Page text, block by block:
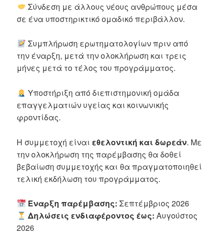
Σύνδεση με άλλους νέους ανθρώπους μέσα
σε ένα υποστηρικτικό ομαδικό περιβάλλον.
Συμπλήρωση ερωτηματολογίων πριν από
την έναρξη, μετά την ολοκλήρωση και τρεις
μήνες μετά το τέλος του προγράμματος.
Υποστήριξη από διεπιστημονική ομάδα
επαγγελματιών υγείας και κοινωνικής
φροντίδας.
Η συμμετοχή είναι εθελοντική και δωρεάν. Με
την ολοκλήρωση της παρέμβασης θα δοθεί
βεβαίωση συμμετοχής και θα πραγματοποιηθεί
τελική εκδήλωση του προγράμματος.
Έναρξη παρέμβασης: Σεπτέμβριος 2026
Δηλώσεις ενδιαφέροντος έως: Αυγούστος
2026